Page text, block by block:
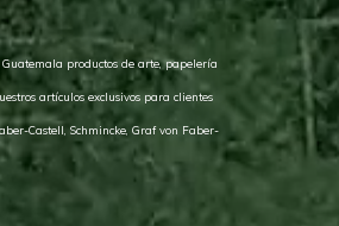
productos de arte, papelería
artículos exclusivos para clientes
Castell, Schmincke, Graf von Faber-